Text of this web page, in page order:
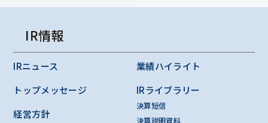
IR情報
IRニュース
トップメッセージ
経営方針
業績ハイライト
IRライブラリー
決算短信
決算説明資料